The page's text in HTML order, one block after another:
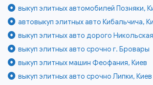
выкуп элитных автомобилей Позняки,
автовыкуп элитных авто Кибальчича,
выкуп элитных авто дорого
выкуп элитных авто срочно г. Бровары
выкуп элитных машин Феофания, Киев
выкуп элитных авто срочно Липки, Киев